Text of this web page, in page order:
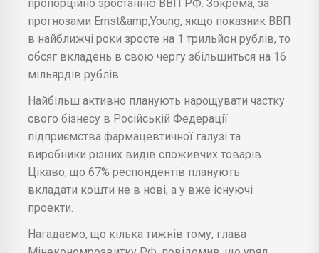
пропорційно зростанню ВВП РФ. Зокрема, за
прогнозами Ernst&amp;Young, якщо показник ВВП
в найближчі роки зросте на 1 трильйон рублів, то
обсяг вкладень в свою чергу збільшиться на 16
мільярдів рублів.
Найбільш активно планують нарощувати частку
свого бізнесу в Російській Федерації
підприємства фармацевтичної галузі та
виробники різних видів споживчих товарів.
Цікаво, що 67% респондентів планують
вкладати кошти не в нові, а у вже існуючі
проекти.
Нагадаємо, що кілька тижнів тому, глава